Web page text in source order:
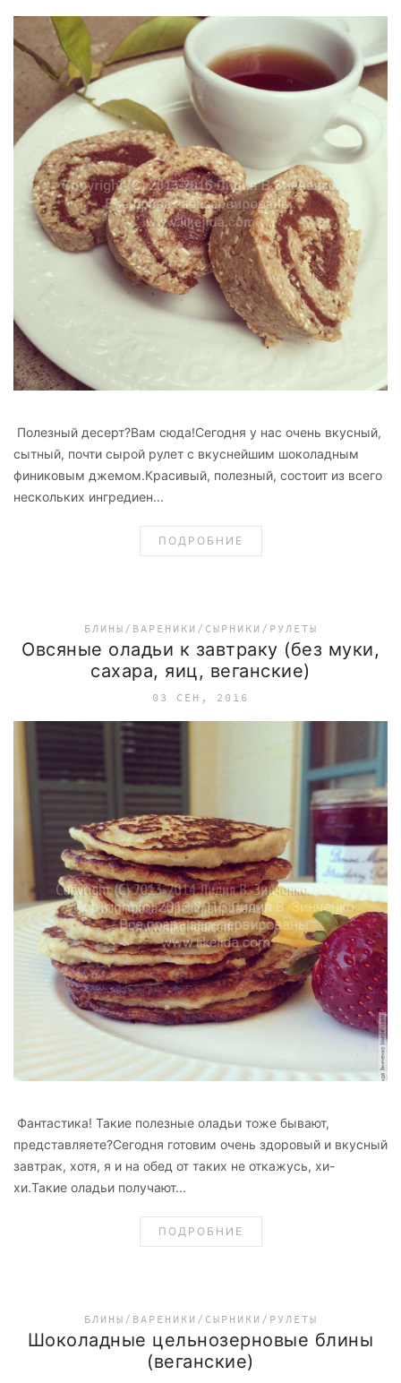
Полезный десерт?Вам сюда!Сегодня у нас очень вкусный,
сытный, почти сырой рулет с вкуснейшим шоколадным
финиковым джемом.Красивый, полезный, состоит из всего
нескольких ингредиен...
ПОДРОБНИЕ
БЛИНЫ/ВАРЕНИКИ/СЫРНИКИ/РУЛЕТЫ
Овсяные оладьи к завтраку (без муки,
сахара, яиц, веганские)
03 СЕН, 2016
Фантастика! Такие полезные оладьи тоже бывают,
представляете?Сегодня готовим очень здоровый и вкусный
завтрак, хотя, я и на обед от таких не откажусь, хи-
хи.Такие оладьи получают...
ПОДРОБНИЕ
БЛИНЫ/ВАРЕНИКИ/СЫРНИКИ/РУЛЕТЫ
Шоколадные цельнозерновые блины
(веганские)